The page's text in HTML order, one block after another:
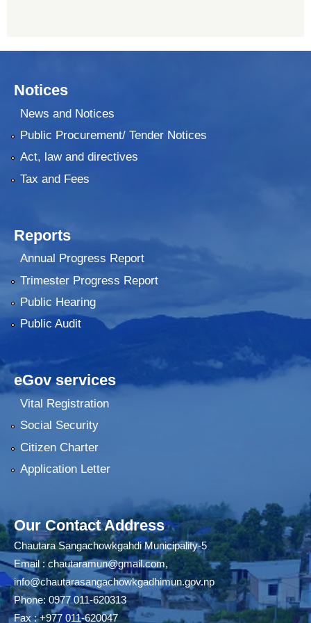
Notices
News and Notices
Public Procurement/ Tender Notices
Act, law and directives
Tax and Fees
Reports
Annual Progress Report
Trimester Progress Report
Public Hearing
Public Audit
eGov services
Vital Registration
Social Security
Citizen Charter
Application Letter
Our Contact Address
Chautara Sangachowkgahdi Municipality-5
Email :chautaramun@gmail.com,
info@chautarasangachowkgadhimun.gov.np
Phone: 0977 011-620313
Fax : +977 011-620047